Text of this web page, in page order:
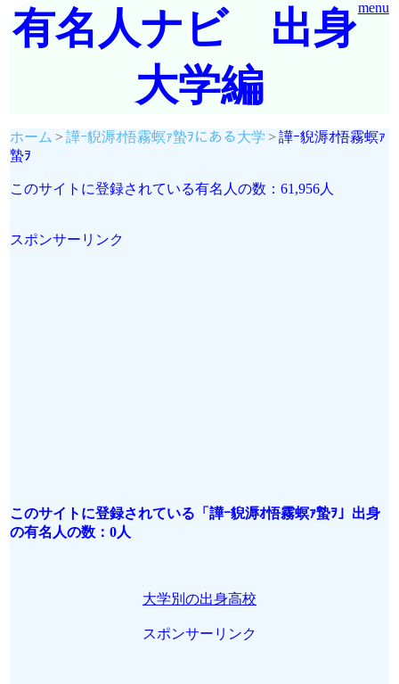
menu
有名人ナビ 出身
大学編
ホーム 譁ｰ貎溽ｵ悟霧螟ｧ蟄ｦにある大学
譁ｰ貎溽ｵ悟霧螟ｧ
蟄ｦ
このサイトに登録されている有名人の数：61,956人
スポンサーリンク
このサイトに登録されている「譁ｰ貎溽ｵ悟霧螟ｧ蟄ｦ」出身
の有名人の数：0人
大学別の出身高校
スポンサーリンク